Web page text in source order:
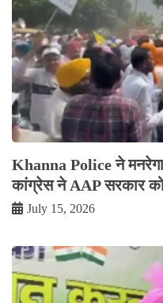
Khanna Police ने मनरेगा
कांग्रेस ने AAP सरकार
July 15, 2026